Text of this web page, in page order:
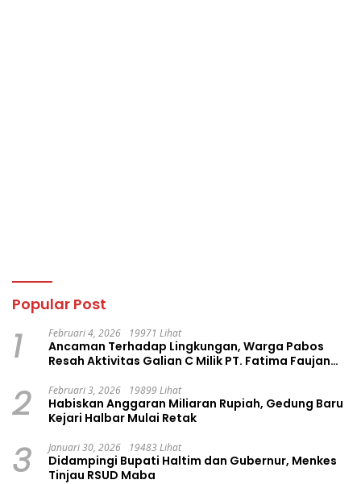
Popular Post
1 Februari 4, 2026 19971 Lihat
Ancaman Terhadap Lingkungan, Warga Pabos
Resah Aktivitas Galian C Milik PT. Fatima Faujan
2 Februari 3, 2026 19899 Lihat
Habiskan Anggaran Miliaran Rupiah, Gedung Baru
Kejari Halbar Mulai Retak
3 Januari 30, 2026 19483 Lihat
Didampingi Bupati Haltim dan Gubernur, Menkes
Tinjau RSUD Maba